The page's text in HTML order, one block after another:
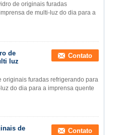
de originais furadas
de multi-luz do dia para a
de
luz
Contato
originais furadas refrigerando para
do dia para a imprensa quente
de
Contato